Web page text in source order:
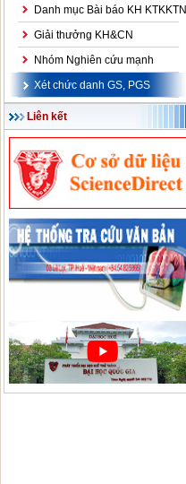
Danh mục Bài báo KH KTKKTN
Giải thưởng KH&CN
Nhóm Nghiên cứu mạnh
Xét chức danh GS, PGS
Liên kết